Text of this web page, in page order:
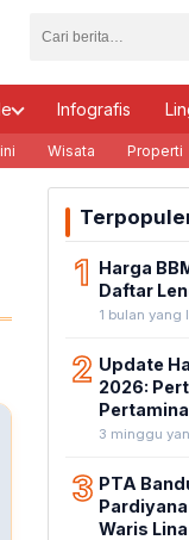
Infografis
Wisata Properti
1 Harga
Daftar
1 bulan yang
2 Update
2026:
3 minggu
3 PTA
Waris